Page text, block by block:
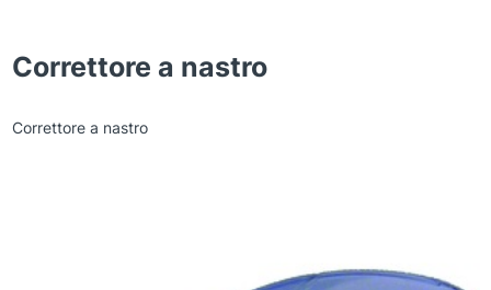
Correttore a nastro
Correttore a nastro